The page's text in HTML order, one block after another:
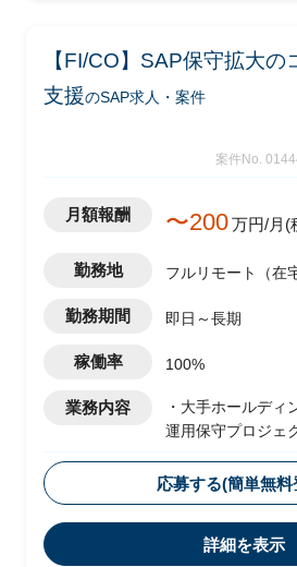
【FI/CO】SAP保守拡大の
支援のSAP求人・案件
案件No.
月額報酬 〜200万円/月(
勤務地 フルリモート（在
勤務期間 即日～長期
稼働率 100%
業務内容
・大手ホールディ
運用保守プロジェ
FI/CO領域を担当
・運用に伴うスコ
は以下の業務を実
-顧客フェイシン
応募する(簡単無料
詳細を表示